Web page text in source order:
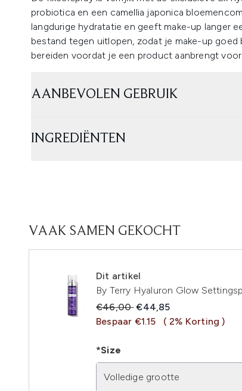
probiotica en een camellia japonica
langdurige hydratatie en geeft make-up langer
bestand tegen uitlopen, zodat je make-up
bereiden voordat je een product aanbrengt
AANBEVOLEN GEBRUIK
INGREDIËNTEN
VAAK SAMEN GEKOCHT
Dit artikel
By Terry Hyaluron Glow
Recommended Retail Price:
€46,00Huidige prijs:
€44,85
Bespaar €1.15
( 2% Korting )
*Size
Volledige grootte